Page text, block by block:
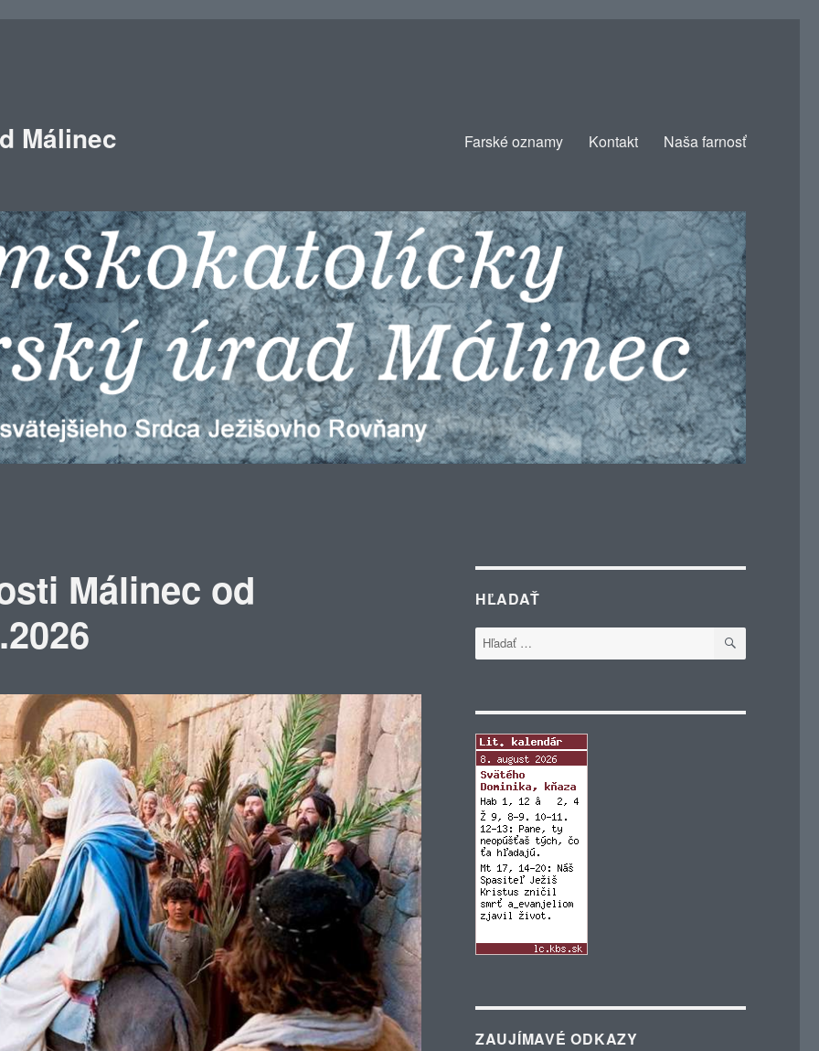
Málinec Farské oznamy Kontakt Naša farnosť
Málinec od
HĽADAŤ
Hľadať:
ZAUJÍMAVÉ ODKAZY